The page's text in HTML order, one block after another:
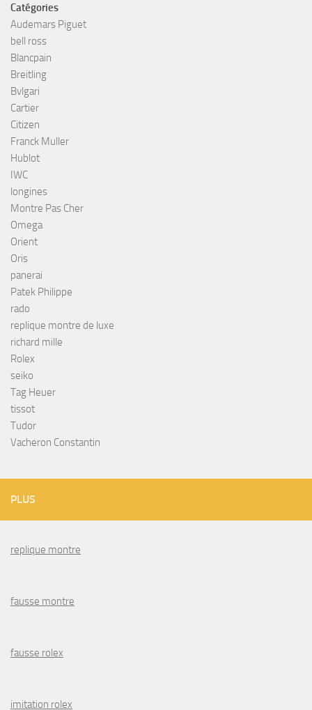
Catégories
Audemars Piguet
bell ross
Blancpain
Breitling
Bvlgari
Cartier
Citizen
Franck Muller
Hublot
IWC
longines
Montre Pas Cher
Omega
Orient
Oris
panerai
Patek Philippe
rado
replique montre de luxe
richard mille
Rolex
seiko
Tag Heuer
tissot
Tudor
Vacheron Constantin
PLUS
replique montre
fausse montre
fausse rolex
imitation rolex